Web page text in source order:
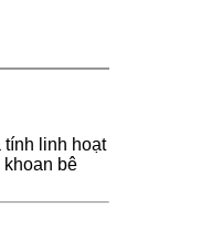
tính linh hoạt
bê